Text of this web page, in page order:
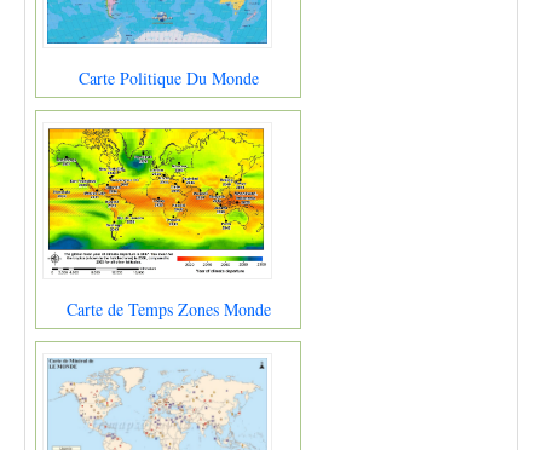
Carte Politique Du Monde
Carte de Temps Zones Monde